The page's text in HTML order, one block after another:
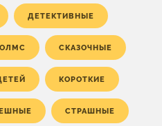
ДЕТЕКТИВНЫЕ
СКАЗОЧНЫЕ
КОРОТКИЕ
СТРАШНЫЕ